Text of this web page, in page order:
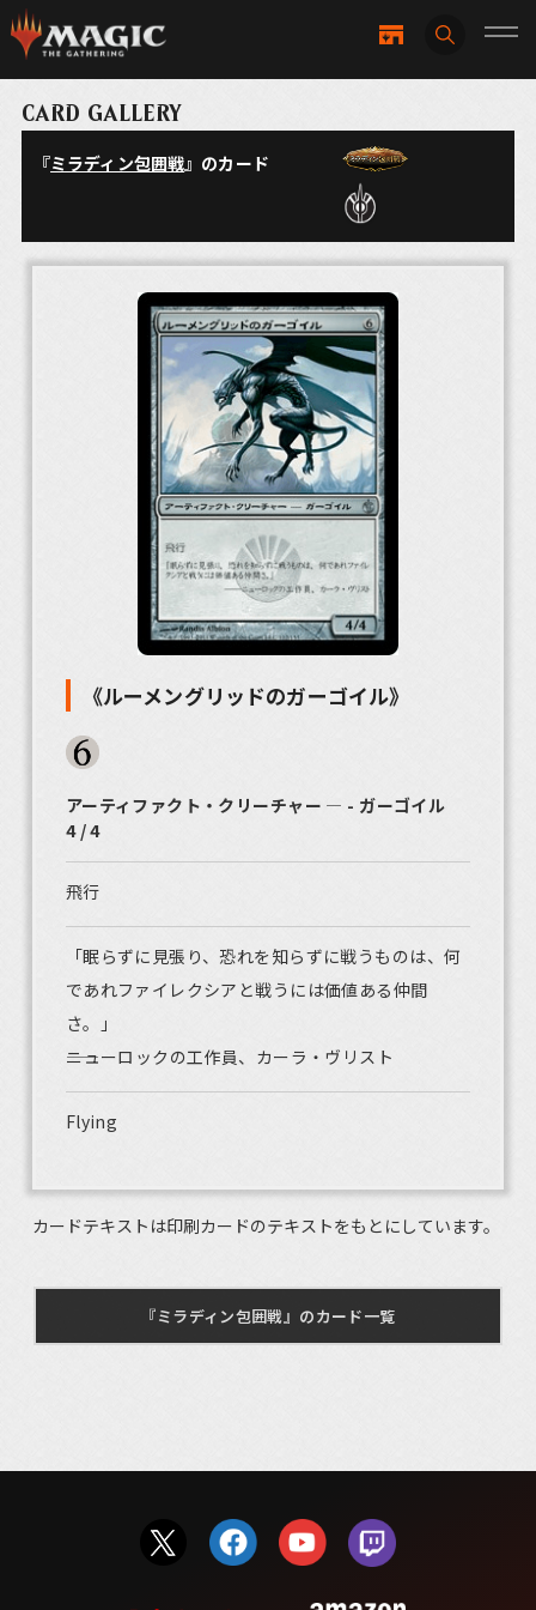
CARD GALLERY
『ミラディン包囲戦』のカード
《ルーメングリッドのガーゴイル》
アーティファクト・クリーチャー ― - ガーゴイル
4 / 4
飛行
「眠らずに見張り、恐れを知らずに戦うものは、何
であれファイレクシアと戦うには価値ある仲間
さ。」
――ニューロックの工作員、カーラ・ヴリスト
Flying
カードテキストは印刷カードのテキストをもとにしています。
『ミラディン包囲戦』のカード一覧